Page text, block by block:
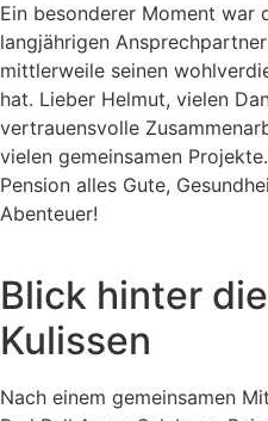
Ein besonderer Moment war
langjährigen
mittlerweile seinen
hat. Lieber Helmut, vielen
vertrauensvolle
vielen gemeinsamen
Pension alles Gute,
Abenteuer!
Blick hinter
Kulissen
Nach einem gemeinsamen